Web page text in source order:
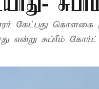
கேட்பது கொளகை
என்று சுப்ரீம் கோர்ட்